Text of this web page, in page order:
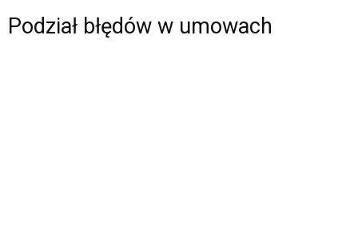
Podział błędów w umowach